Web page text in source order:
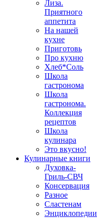
Лиза.
Приятного
аппетита
На нашей
кухне
Приготовь
Про кухню
Хлеб*Соль
Школа
гастронома
Школа
гастронома.
Коллекция
рецептов
Школа
кулинара
Это вкусно!
Кулинарные книги
Духовка-
Гриль-СВЧ
Консервация
Разное
Сластенам
Энциклопедии